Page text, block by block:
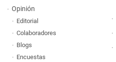
Opinión
Editorial
Colaboradores
Blogs
Encuestas